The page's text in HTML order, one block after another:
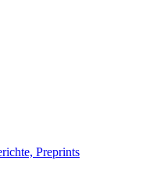
Preprints